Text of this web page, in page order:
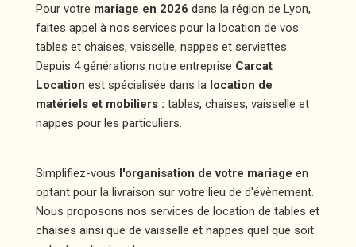
Pour votre mariage en 2026 dans la région de Lyon,
faites appel à nos services pour la location de vos
tables et chaises, vaisselle, nappes et serviettes.
Depuis 4 générations notre entreprise Carcat
Location est spécialisée dans la location de
matériels et mobiliers : tables, chaises, vaisselle et
nappes pour les particuliers.
Simplifiez-vous l'organisation de votre mariage en
optant pour la livraison sur votre lieu de d'évènement.
Nous proposons nos services de location de tables et
chaises ainsi que de vaisselle et nappes quel que soit